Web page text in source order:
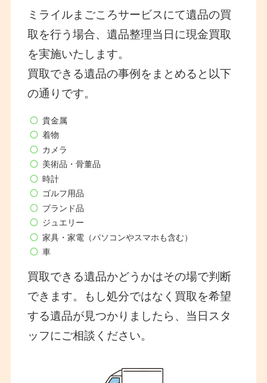
ミライルまごころサービスにて遺品の買
取を行う場合、遺品整理当日に現金買取
を実施いたします。
買取できる遺品の事例をまとめると以下
の通りです。
貴金属
着物
カメラ
美術品・骨董品
時計
ゴルフ用品
ブランド品
ジュエリー
家具・家電（パソコンやスマホも含む）
車
買取できる遺品かどうかはその場で判断
できます。もし処分ではなく買取を希望
する遺品が見つかりましたら、当日スタ
ッフにご相談ください。